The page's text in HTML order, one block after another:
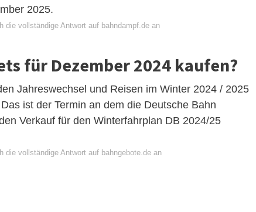
2025.
die vollständige Antwort auf bahndampf.de an
für Dezember 2024 kaufen?
Jahreswechsel und Reisen im Winter 2024 / 2025
ist der Termin an dem die Deutsche Bahn
Verkauf für den Winterfahrplan DB 2024/25
die vollständige Antwort auf bahngebote.de an